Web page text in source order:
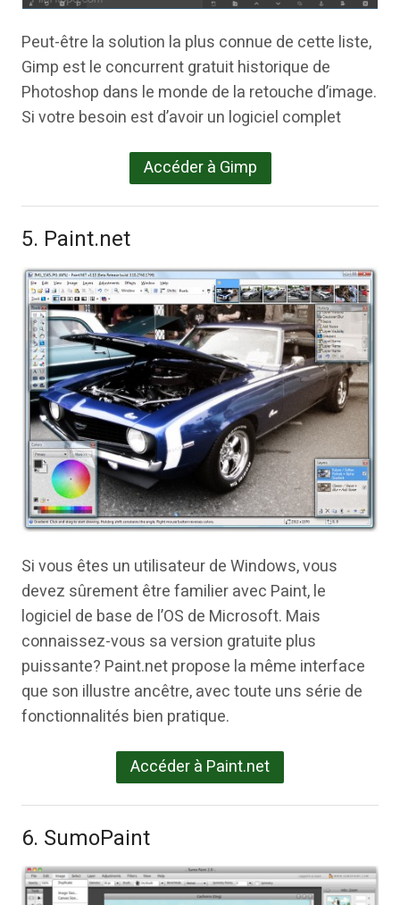
Peut-être la solution la plus connue de cette liste,
Gimp est le concurrent gratuit historique de
Photoshop dans le monde de la retouche d’image.
Si votre besoin est d’avoir un logiciel complet
Accéder à Gimp
5. Paint.net
Si vous êtes un utilisateur de Windows, vous
devez sûrement être familier avec Paint, le
logiciel de base de l’OS de Microsoft. Mais
connaissez-vous sa version gratuite plus
puissante? Paint.net propose la même interface
que son illustre ancêtre, avec toute uns série de
fonctionnalités bien pratique.
Accéder à Paint.net
6. SumoPaint